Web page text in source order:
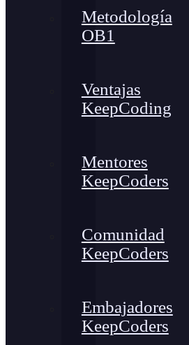
Metodología
OB1
Ventajas
KeepCoding
Mentores
KeepCoders
Comunidad
KeepCoders
Embajadores
KeepCoders